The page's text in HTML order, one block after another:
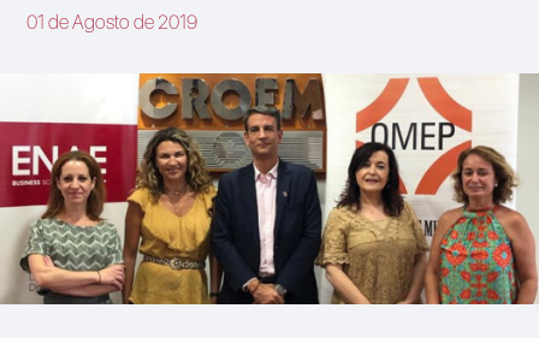
01 de Agosto de 2019